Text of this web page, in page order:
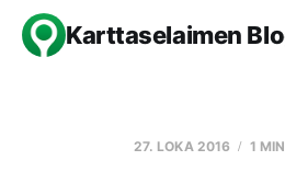
Karttaselaimen
27. LOKA 2016 1